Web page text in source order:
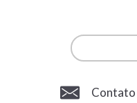
Contato